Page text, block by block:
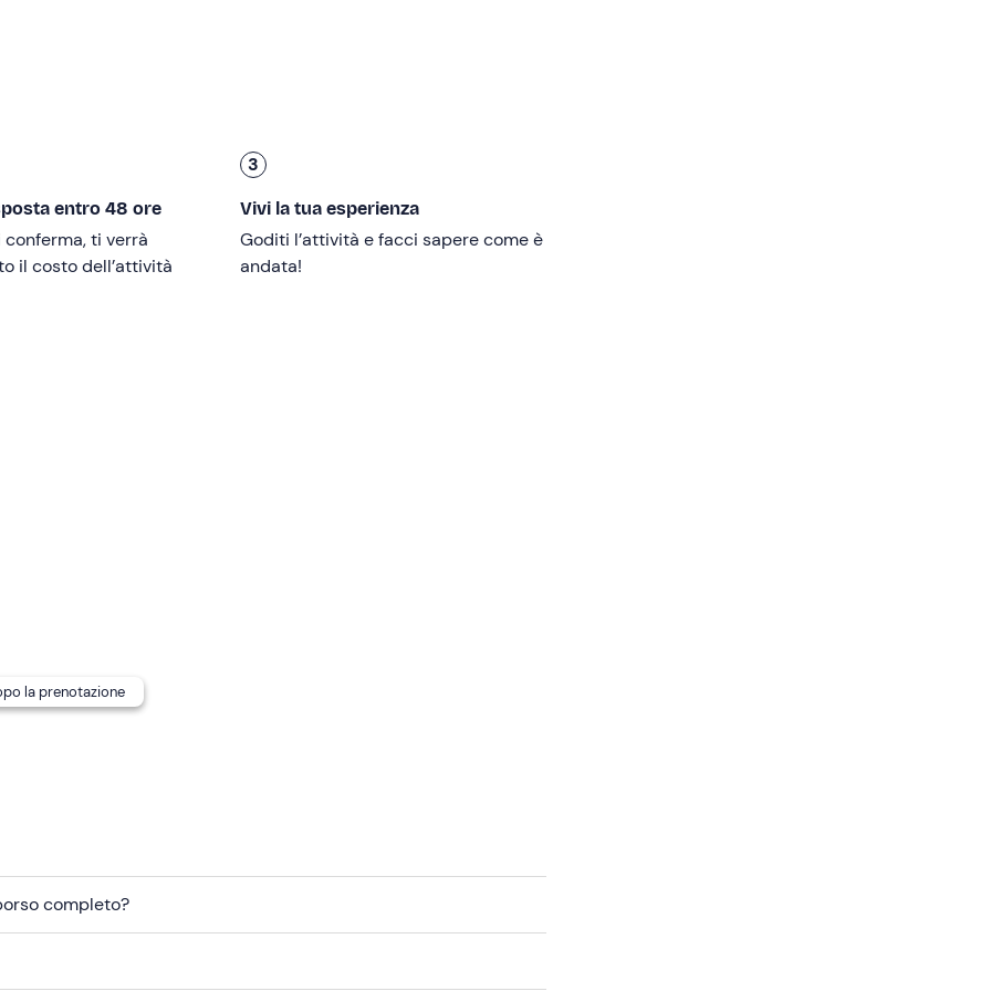
lo sforzo.
, che ci spingerà a trovare nuove soluzioni di adattamento.
a cronometro
per abituarci a gestire il tempo e la pressione, e
break e pausa per il pranzo a sacco.
A un costo aggiuntivo di
entro 48 ore
conferma, ti verrà
il costo dell’attività
3
Vivi la tua esperienza
Goditi l’attività e facci sapere come è
andata!
la prenotazione
completo?